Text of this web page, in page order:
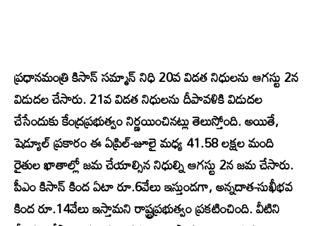
ప్రధానమంత్రి కిసాన్‌ సమ్మాన్‌ నిధి 20వ విడత నిధులను ఆగస్టు 2న
విడుదల చేసారు. 21వ విడత నిధులను దీపావళికి విడుదల
చేసేందుకు కేంద్రప్రభుత్వం నిర్ణయించినట్లు తెలుస్తోంది. అయితే,
షెడ్యూల్‌ ప్రకారం ఈ ఏప్రిల్‌-జూలై మధ్య 41.58 లక్షల మంది
రైతుల ఖాతాల్లో జమ చేయాల్సిన నిధుల్ని ఆగస్టు 2న జమ చేసారు.
పీఎం కిసాన్‌ కింద ఏటా రూ.6వేలు ఇస్తుండగా, అన్నదాత-సుఖీభవ
కింద రూ.14వేలు ఇస్తామని రాష్ట్రప్రభుత్వం ప్రకటించింది. వీటిని